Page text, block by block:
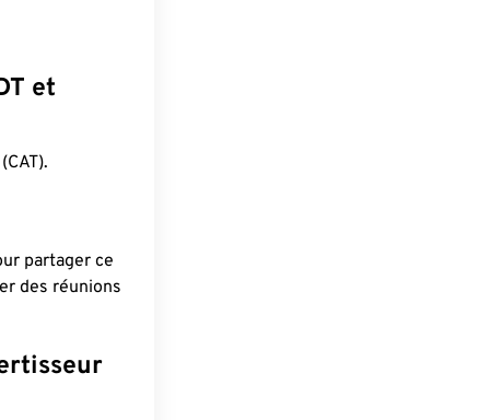
et
partager ce
des réunions